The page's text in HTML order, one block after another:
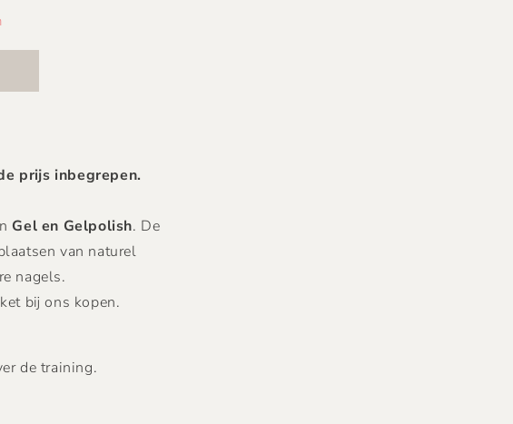
prijs inbegrepen.
Gel en Gelpolish. De
van naturel
nagels.
bij ons kopen.
de training.